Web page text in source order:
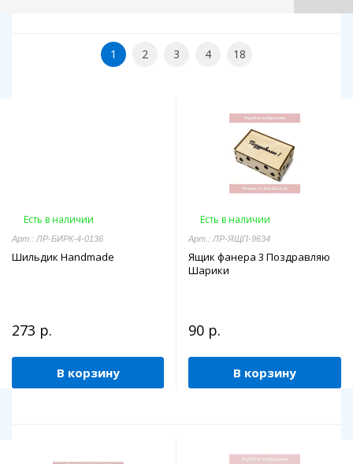
1 2 3 4 18
Есть в наличии
Арт.: ЛР-БИРК-4-0136
Шильдик Handmade
273 р.
В корзину
Есть в наличии
Арт.: ЛР-ЯЩП-9634
Ящик фанера 3 Поздравляю
Шарики
90 р.
В корзину